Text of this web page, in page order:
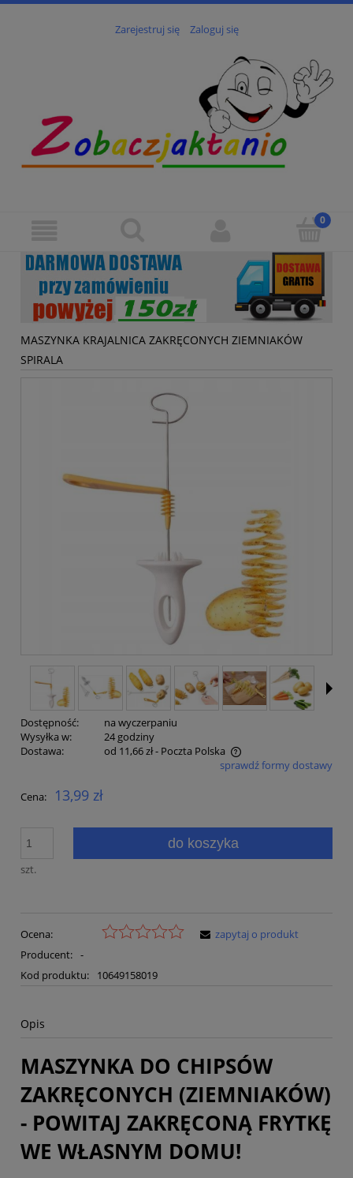
Zarejestruj się Zaloguj się
MASZYNKA KRAJALNICA ZAKRĘCONYCH ZIEMNIAKÓW
SPIRALA
Dostępność:
na wyczerpaniu
Wysyłka w:
24 godziny
Dostawa:
od 11,66 zł- Poczta Polska
Cena nie zawiera ewentualnych kosztów płatnościsprawdź formy dostawy
Cena: 13,99 zł
szt.
do koszyka
Ocena:
Producent: -
Kod produktu:
10649158019
zapytaj o produkt
Opis
MASZYNKA DO CHIPSÓW
ZAKRĘCONYCH (ZIEMNIAKÓW)
- POWITAJ ZAKRĘCONĄ FRYTKĘ
WE WŁASNYM DOMU!